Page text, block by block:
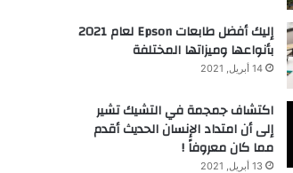
إليك أفضل طابعات Epson لعام 2021
بأنواعها وميزاتها المختلفة
14 أبريل, 2021
اكتشاف جمجمة في التشيك تشير
إلى أن امتداد الإنسان الحديث أقدم
مما كان معروفاً !
13 أبريل, 2021